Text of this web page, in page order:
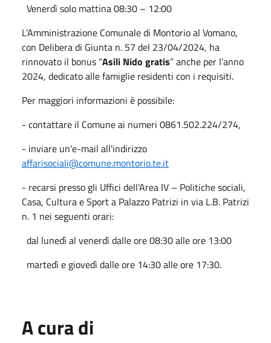
Venerdì solo mattina 08:30 – 12:00
L’Amministrazione Comunale di Montorio al Vomano,
con Delibera di Giunta n. 57 del 23/04/2024, ha
rinnovato il bonus “Asili Nido gratis” anche per l’anno
2024, dedicato alle famiglie residenti con i requisiti.
Per maggiori informazioni è possibile:
- contattare il Comune ai numeri 0861.502.224/274,
- inviare un'e-mail all'indirizzo
affarisociali@comune.montorio.te.it
- recarsi presso gli Uffici dell'Area IV – Politiche sociali,
Casa, Cultura e Sport a Palazzo Patrizi in via L.B. Patrizi
n. 1 nei seguenti orari:
dal lunedì al venerdì dalle ore 08:30 alle ore 13:00
martedì e giovedì dalle ore 14:30 alle ore 17:30.
A cura di